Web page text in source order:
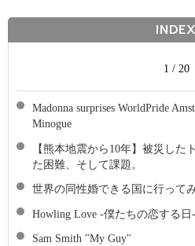
INDEX
1 / 20
Madonna surprises WorldPride
Minogue
【熊本地震から10年】被災した
た困難、そして課題。
世界の同性婚できる国に行って
Howling Love -僕たちの恋する日-
Sam Smith "My Guy"